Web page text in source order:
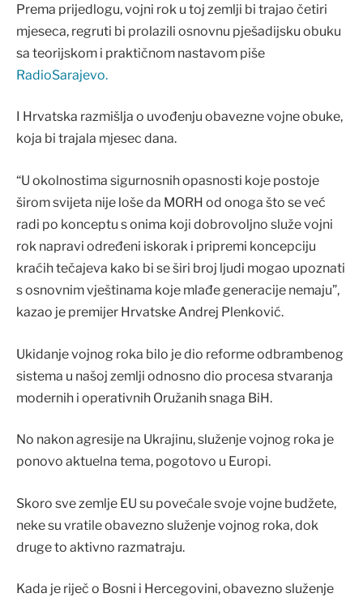
Prema prijedlogu, vojni rok u toj zemlji bi trajao četiri
mjeseca, regruti bi prolazili osnovnu pješadijsku obuku
sa teorijskom i praktičnom nastavom piše
RadioSarajevo.
I Hrvatska razmišlja o uvođenju obavezne vojne obuke,
koja bi trajala mjesec dana.
“U okolnostima sigurnosnih opasnosti koje postoje
širom svijeta nije loše da MORH od onoga što se već
radi po konceptu s onima koji dobrovoljno služe vojni
rok napravi određeni iskorak i pripremi koncepciju
kraćih tečajeva kako bi se širi broj ljudi mogao upoznati
s osnovnim vještinama koje mlađe generacije nemaju”,
kazao je premijer Hrvatske Andrej Plenković.
Ukidanje vojnog roka bilo je dio reforme odbrambenog
sistema u našoj zemlji odnosno dio procesa stvaranja
modernih i operativnih Oružanih snaga BiH.
No nakon agresije na Ukrajinu, služenje vojnog roka je
ponovo aktuelna tema, pogotovo u Europi.
Skoro sve zemlje EU su povećale svoje vojne budžete,
neke su vratile obavezno služenje vojnog roka, dok
druge to aktivno razmatraju.
Kada je riječ o Bosni i Hercegovini, obavezno služenje